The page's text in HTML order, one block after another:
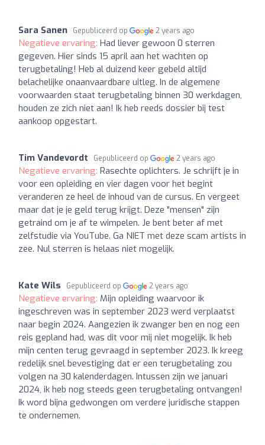
Sara Sanen Gepubliceerd op 2 years ago
Negatieve ervaring: Had liever gewoon 0 sterren
gegeven. Hier sinds 15 april aan het wachten op
terugbetaling! Heb al duizend keer gebeld altijd
belachelijke onaanvaardbare uitleg. In de algemene
voorwaarden staat terugbetaling binnen 30 werkdagen,
houden ze zich niet aan! Ik heb reeds dossier bij test
aankoop opgestart.
Tim Vandevordt Gepubliceerd op 2 years ago
Negatieve ervaring: Rasechte oplichters. Je schrijft je in
voor een opleiding en vier dagen voor het begint
veranderen ze heel de inhoud van de cursus. En vergeet
maar dat je je geld terug krijgt. Deze "mensen" zijn
getraind om je af te wimpelen. Je bent beter af met
zelfstudie via YouTube. Ga NIET met deze scam artists in
zee. Nul sterren is helaas niet mogelijk.
Kate Wils Gepubliceerd op 2 years ago
Negatieve ervaring: Mijn opleiding waarvoor ik
ingeschreven was in september 2023 werd verplaatst
naar begin 2024. Aangezien ik zwanger ben en nog een
reis gepland had, was dit voor mij niet mogelijk. Ik heb
mijn centen terug gevraagd in september 2023. Ik kreeg
redelijk snel bevestiging dat er een terugbetaling zou
volgen na 30 kalenderdagen. Intussen zijn we januari
2024, ik heb nog steeds geen terugbetaling ontvangen!
Ik word bijna gedwongen om verdere juridische stappen
te ondernemen.